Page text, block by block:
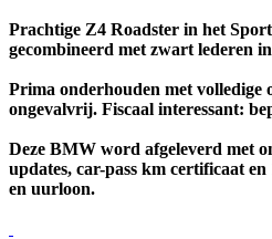
Prachtige Z4 Roadster in het
gecombineerd met zwart lederen
Prima onderhouden met volledige
ongevalvrij. Fiscaal interessant:
Deze BMW word afgeleverd met
updates, car-pass km certificaat
en uurloon.